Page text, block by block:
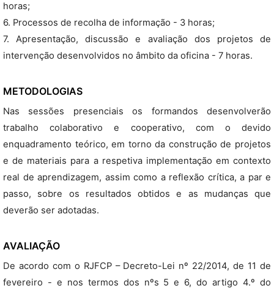
horas;
6. Processos de recolha de informação - 3 horas;
7. Apresentação, discussão e avaliação dos projetos de
intervenção desenvolvidos no âmbito da oficina - 7 horas.
METODOLOGIAS
Nas sessões presenciais os formandos desenvolverão
trabalho colaborativo e cooperativo, com o devido
enquadramento teórico, em torno da construção de projetos
e de materiais para a respetiva implementação em contexto
real de aprendizagem, assim como a reflexão crítica, a par e
passo, sobre os resultados obtidos e as mudanças que
deverão ser adotadas.
AVALIAÇÃO
De acordo com o RJFCP – Decreto-Lei nº 22/2014, de 11 de
fevereiro - e nos termos dos nºs 5 e 6, do artigo 4.º do